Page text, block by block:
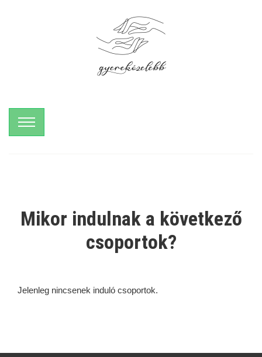
Mikor indulnak a következő
csoportok?
Jelenleg nincsenek induló csoportok.